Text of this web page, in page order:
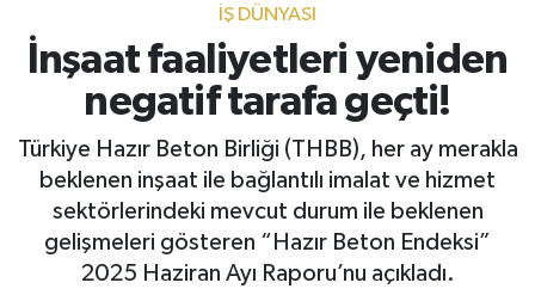
İŞ DÜNYASI
İnşaat faaliyetleri yeniden
negatif tarafa geçti!
Türkiye Hazır Beton Birliği (THBB), her ay merakla
beklenen inşaat ile bağlantılı imalat ve hizmet
sektörlerindeki mevcut durum ile beklenen
gelişmeleri gösteren “Hazır Beton Endeksi”
2025 Haziran Ayı Raporu’nu açıkladı.
Borsa Haberleri
İş Dünyası
Lojistik
Otovitrin
Asayiş
Süper Lig Puan Durumu ve Fikstür
Tüm Manşetler
Son Dakika Haberleri
Haber Arşivi